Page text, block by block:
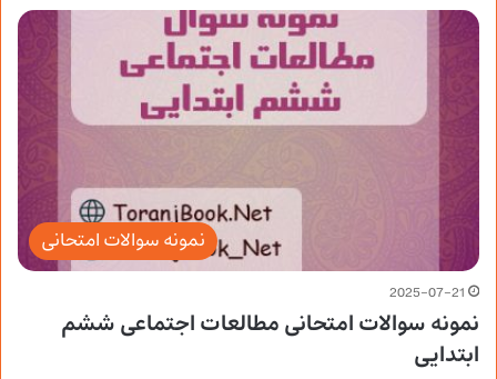
نمونه سوالات امتحانی
2025-07-21
نمونه سوالات امتحانی مطالعات اجتماعی ششم
ابتدایی